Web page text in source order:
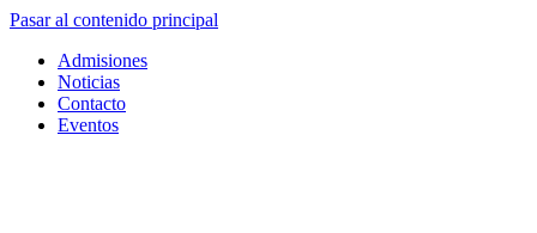
Pasar al contenido principal
Admisiones
Noticias
Contacto
Eventos